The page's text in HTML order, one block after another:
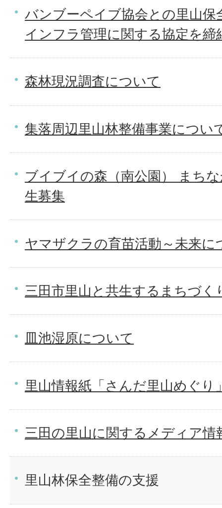
バンブーペイブ協会との里山保
インフラ管理に関する協定を締
森林現況調査について
集落周辺里山林整備事業につい
ブイブイの森（南公園） まち
生募集
ヤマザクラの育苗活動～未来に
三田市里山と共生するまちづく
皿池湿原について
里山情報紙「さんだ里山めぐり
三田の里山に関するメディア情
里山林保全整備の支援